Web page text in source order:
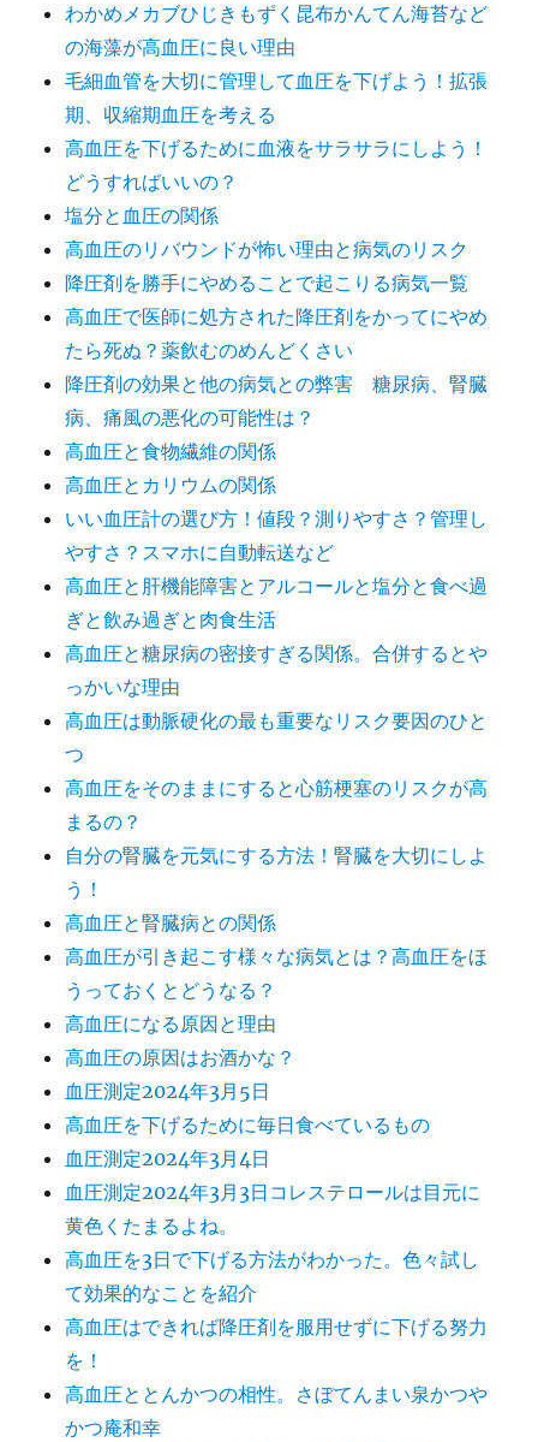
わかめメカブひじきもずく昆布かんてん海苔など
の海藻が高血圧に良い理由
毛細血管を大切に管理して血圧を下げよう！拡張
期、収縮期血圧を考える
高血圧を下げるために血液をサラサラにしよう！
どうすればいいの？
塩分と血圧の関係
高血圧のリバウンドが怖い理由と病気のリスク
降圧剤を勝手にやめることで起こりる病気一覧
高血圧で医師に処方された降圧剤をかってにやめ
たら死ぬ？薬飲むのめんどくさい
降圧剤の効果と他の病気との弊害 糖尿病、腎臓
病、痛風の悪化の可能性は？
高血圧と食物繊維の関係
高血圧とカリウムの関係
いい血圧計の選び方！値段？測りやすさ？管理し
やすさ？スマホに自動転送など
高血圧と肝機能障害とアルコールと塩分と食べ過
ぎと飲み過ぎと肉食生活
高血圧と糖尿病の密接すぎる関係。合併するとや
っかいな理由
高血圧は動脈硬化の最も重要なリスク要因のひと
つ
高血圧をそのままにすると心筋梗塞のリスクが高
まるの？
自分の腎臓を元気にする方法！腎臓を大切にしよ
う！
高血圧と腎臓病との関係
高血圧が引き起こす様々な病気とは？高血圧をほ
うっておくとどうなる？
高血圧になる原因と理由
高血圧の原因はお酒かな？
血圧測定2024年3月5日
高血圧を下げるために毎日食べているもの
血圧測定2024年3月4日
血圧測定2024年3月3日コレステロールは目元に
黄色くたまるよね。
高血圧を3日で下げる方法がわかった。色々試し
て効果的なことを紹介
高血圧はできれば降圧剤を服用せずに下げる努力
を！
高血圧ととんかつの相性。さぼてんまい泉かつや
かつ庵和幸